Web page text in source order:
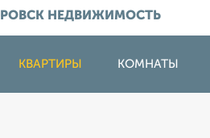
НЕДВИЖИМОСТЬ
КВАРТИРЫ КОМНАТЫ